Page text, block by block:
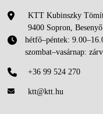
KTT Kubinszky
9400 Sopron,
hétfő–péntek:
szombat–vasárnap:
+36 99 524 270
ktt@ktt.hu